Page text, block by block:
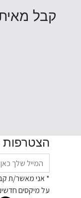
קבל
הצטרפות
* אני מאשר/ת
על מיקסים